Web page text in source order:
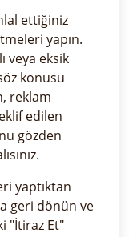
ettiğiniz
yapın.
veya eksik
konusu
reklam
edilen
gözden
yaptıktan
geri dönün ve
"İtiraz Et"